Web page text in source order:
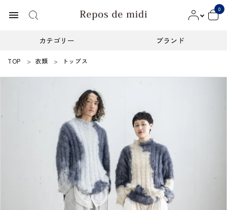
menu
0
カテゴリー ブランド
ACCOUNT MENU
ようこそ ゲスト 様
person 新規会員登録
インフォメーション
TOP 衣類 トップス